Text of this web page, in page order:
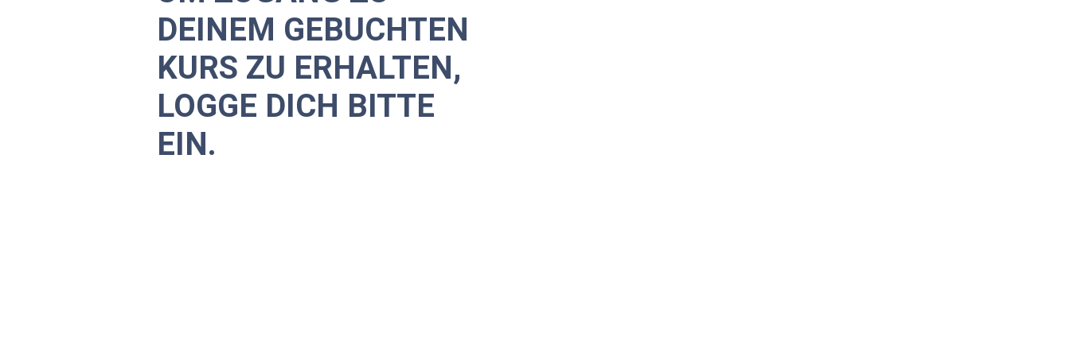
DEINEM GEBUCHTEN
KURS ZU ERHALTEN,
LOGGE DICH BITTE
EIN.